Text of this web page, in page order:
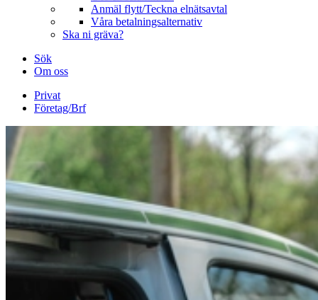
Anmäl flytt/Teckna elnätsavtal
Våra betalningsalternativ
Ska ni gräva?
Sök
Om oss
Privat
Företag/Brf